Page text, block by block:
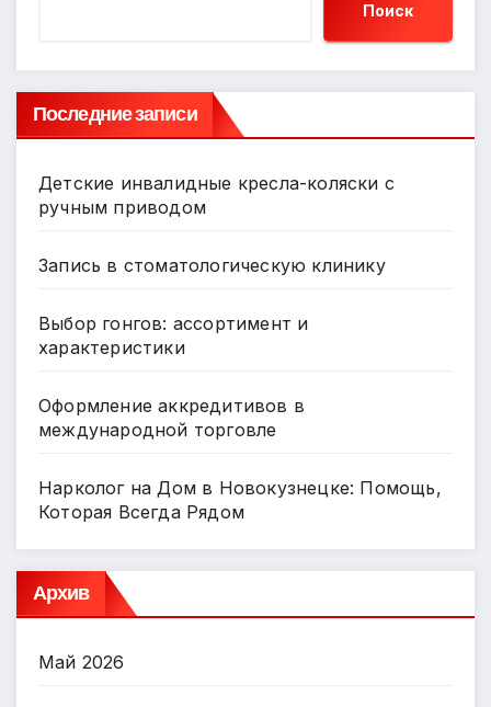
Поиск
Последние записи
Детские инвалидные кресла-коляски с
ручным приводом
Запись в стоматологическую клинику
Выбор гонгов: ассортимент и
характеристики
Оформление аккредитивов в
международной торговле
Нарколог на Дом в Новокузнецке: Помощь,
Которая Всегда Рядом
Архив
Май 2026